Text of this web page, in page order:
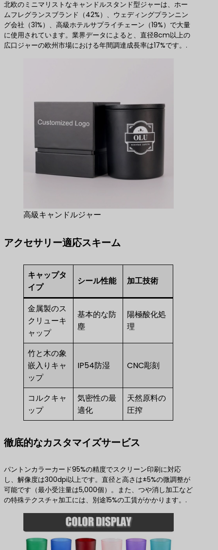
北欧のミニマリストなキャンドルスタンド型ジャーは、ホー
ムフレグランスブランド（42%）、ウェディングプランニン
グ会社（31%）、高級ホテルサプライチェーン（19%）で大量
に使用されています。業界データによると、直径8cm以上の
広口ジャーの欧州市場における年間調達成長率は17%です。.
高級キャンドルジャー
アクセサリー適応スキーム
キャップタ
イプ
シール性能 加工技術
金属製のス
クリューキ
ャップ
基本的な防
塵
陽極酸化処
理
竹と木の象
嵌入りキャ
ップ
IP54防湿 CNC彫刻
コルクキャ
ップ
気密性の最
適化
天然原料の
圧搾
徹底的なカスタマイズサービス
パントンカラーカード95%の精度でスクリーン印刷に対応
し、解像度は300dpi以上です。直径と高さは±5%の微調整が
可能です（最小受注量は5,000個）。また、つや消し加工など
の特殊テクスチャ加工には、別途15%の工賃がかかります。.